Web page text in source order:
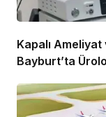
Kapalı
Bayburt’ta